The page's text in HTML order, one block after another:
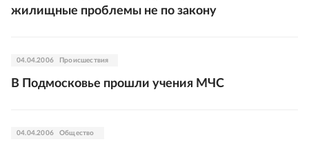
жилищные проблемы не по закону
04.04.2006 Происшествия
В Подмосковье прошли учения МЧС
04.04.2006 Общество